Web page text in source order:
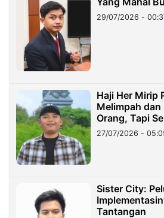
29/07/2026 -
Haji Her Mirip
Melimpah
Orang, Tapi
27/07/2026 -
Sister City:
Tantangan